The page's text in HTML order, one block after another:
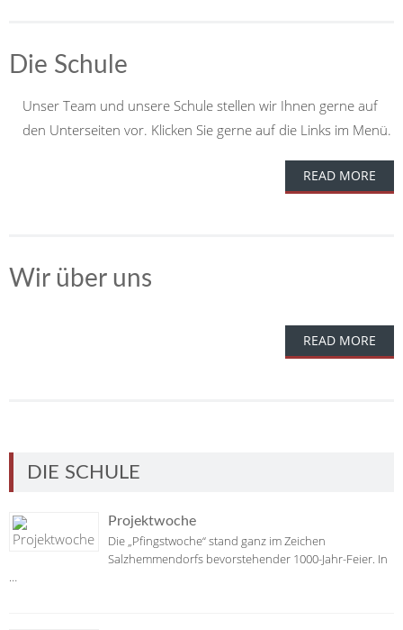
Die Schule
Unser Team und unsere Schule stellen wir Ihnen gerne auf
den Unterseiten vor. Klicken Sie gerne auf die Links im Menü.
READ MORE
Wir über uns
READ MORE
DIE SCHULE
Projektwoche
Die „Pfingstwoche“ stand ganz im Zeichen
Salzhemmendorfs bevorstehender 1000-Jahr-Feier. In
…